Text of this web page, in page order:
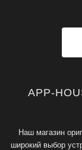
APP-
Наш магазин
широкий выбор